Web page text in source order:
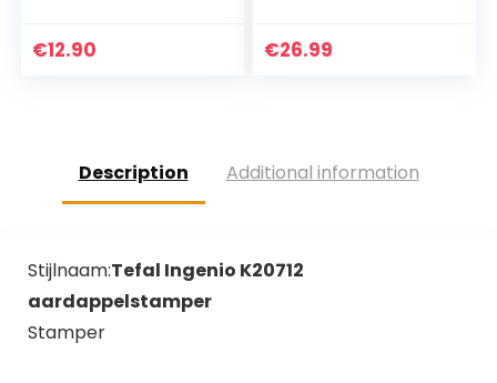
grilltang – roestvrij
€12.90
niet-stick pans,
€26.99
Description Additional information
Stijlnaam:Tefal Ingenio K20712
aardappelstamper
Stamper